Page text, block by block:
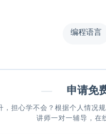
编程语言
— 申请免
，担心学不会？根据个人情况
讲师一对一辅导，在